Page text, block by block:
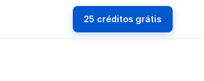
25 créditos grátis